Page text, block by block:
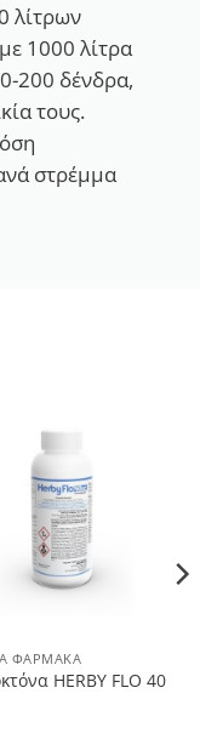
λίτρων
1000 λίτρα
200 δένδρα,
τους.
στρέμμα
ΦΆΡΜΑΚΑ
HERBY FLO 40